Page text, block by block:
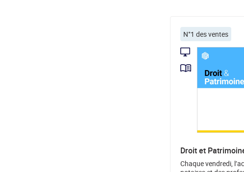
N°1 des ventes
Droit et
Chaque vendredi,